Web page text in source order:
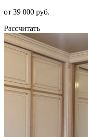
от 39 000 руб.
Рассчитать